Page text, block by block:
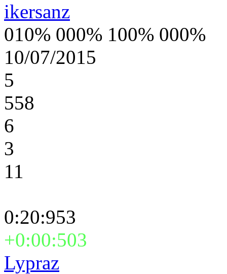
ikersanz
010% 000% 100% 000%
10/07/2015
5
558
6
3
11
0:20:953
+0:00:503
Lypraz